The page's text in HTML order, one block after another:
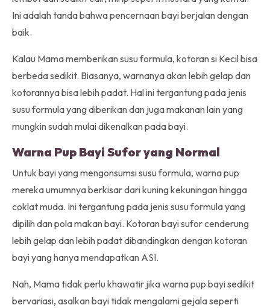
Ini adalah tanda bahwa pencernaan bayi berjalan dengan
baik.
Kalau Mama memberikan susu formula, kotoran si Kecil bisa
berbeda sedikit. Biasanya, warnanya akan lebih gelap dan
kotorannya bisa lebih padat. Hal ini tergantung pada jenis
susu formula yang diberikan dan juga makanan lain yang
mungkin sudah mulai dikenalkan pada bayi.
Warna Pup Bayi Sufor yang Normal
Untuk bayi yang mengonsumsi susu formula, warna pup
mereka umumnya berkisar dari kuning kekuningan hingga
coklat muda. Ini tergantung pada jenis susu formula yang
dipilih dan pola makan bayi. Kotoran bayi sufor cenderung
lebih gelap dan lebih padat dibandingkan dengan kotoran
bayi yang hanya mendapatkan ASI.
Nah, Mama tidak perlu khawatir jika warna pup bayi sedikit
bervariasi, asalkan bayi tidak mengalami gejala seperti